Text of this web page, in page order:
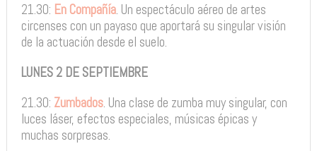
21.30: En Compañía. Un espectáculo aéreo de artes
circenses con un payaso que aportará su singular visión
de la actuación desde el suelo.
LUNES 2 DE SEPTIEMBRE
21.30: Zumbados. Una clase de zumba muy singular, con
luces láser, efectos especiales, músicas épicas y
muchas sorpresas.